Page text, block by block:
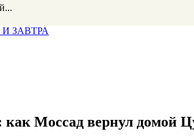
ЗАВТРА
Моссад вернул домой